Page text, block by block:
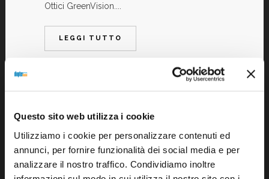
Questo sito web utilizza i cookie
Utilizziamo i cookie per personalizzare contenuti ed
annunci, per fornire funzionalità dei social media e per
analizzare il nostro traffico. Condividiamo inoltre
Ottici GreenVision....
LEGGI TUTTO
VIA ORSINI